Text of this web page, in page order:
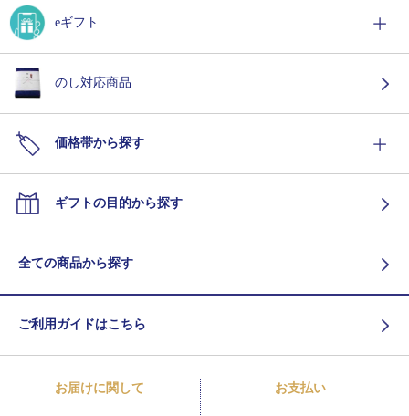
eギフト
のし対応商品
価格帯から探す
ギフトの目的から探す
全ての商品から探す
ご利用ガイドはこちら
お届けに関して お支払い